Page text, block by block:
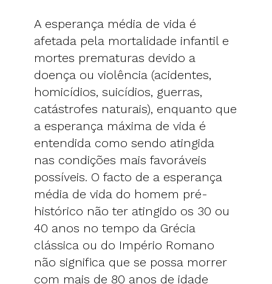
A esperança média de vida é
afetada pela mortalidade infantil e
mortes prematuras devido a
doença ou violência (acidentes,
homicídios, suicídios, guerras,
catástrofes naturais), enquanto que
a esperança máxima de vida é
entendida como sendo atingida
nas condições mais favoráveis
possíveis. O facto de a esperança
média de vida do homem pré-
histórico não ter atingido os 30 ou
40 anos no tempo da Grécia
clássica ou do Império Romano
não significa que se possa morrer
com mais de 80 anos de idade